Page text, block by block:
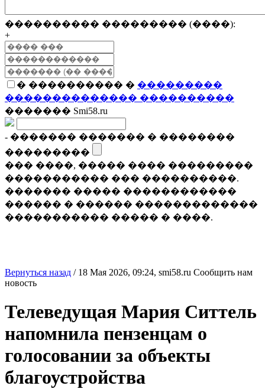
���������� ��������� (����):
+
� ���������� � ���������
�������������� ����������
������� Smi58.ru
- ������� ������� � ��������
���������
��� ����, ����� ���� ���������
����������� ��� ����������.
������� ����� ������������
������ � ������ �������������
����������� ����� � ����.
Вернуться назад / 18 Мая 2026, 09:24, smi58.ru Сообщить нам
новость
Телеведущая Мария Ситтель
напомнила пензенцам о
голосовании за объекты
благоустройства